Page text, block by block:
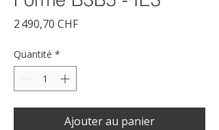
2 490,70 CHFPrix
Quantité *
Ajouter au panier